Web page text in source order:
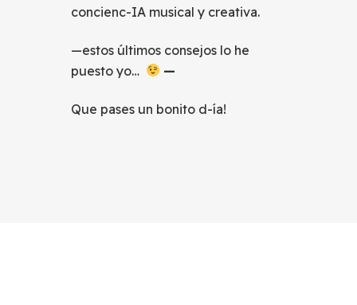
concienc-IA musical y creativa.
—estos últimos consejos lo he
puesto yo…
—
Que pases un bonito d-ía!